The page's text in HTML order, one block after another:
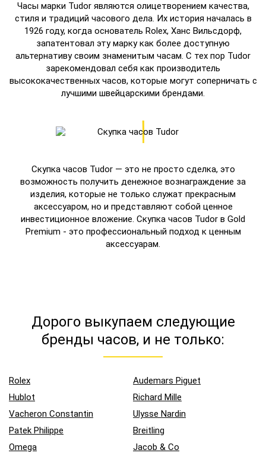
Часы марки Tudor являются олицетворением качества,
стиля и традиций часового дела. Их история началась в
1926 году, когда основатель Rolex, Ханс Вильсдорф,
запатентовал эту марку как более доступную
альтернативу своим знаменитым часам. С тех пор Tudor
зарекомендовал себя как производитель
высококачественных часов, которые могут соперничать с
лучшими швейцарскими брендами.
Скупка часов Tudor — это не просто сделка, это
возможность получить денежное вознаграждение за
изделия, которые не только служат прекрасным
аксессуаром, но и представляют собой ценное
инвестиционное вложение. Скупка часов Tudor в Gold
Premium - это профессиональный подход к ценным
аксессуарам.
Дорого выкупаем следующие
бренды часов, и не только:
Rolex
Audemars Piguet
Hublot
Richard Mille
Vacheron Constantin
Ulysse Nardin
Patek Philippe
Breitling
Omega
Jacob & Co